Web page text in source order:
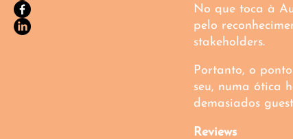
No que toca à
pelo
stakeholders.
Portanto, o
seu, numa ótica
demasiados
Reviews